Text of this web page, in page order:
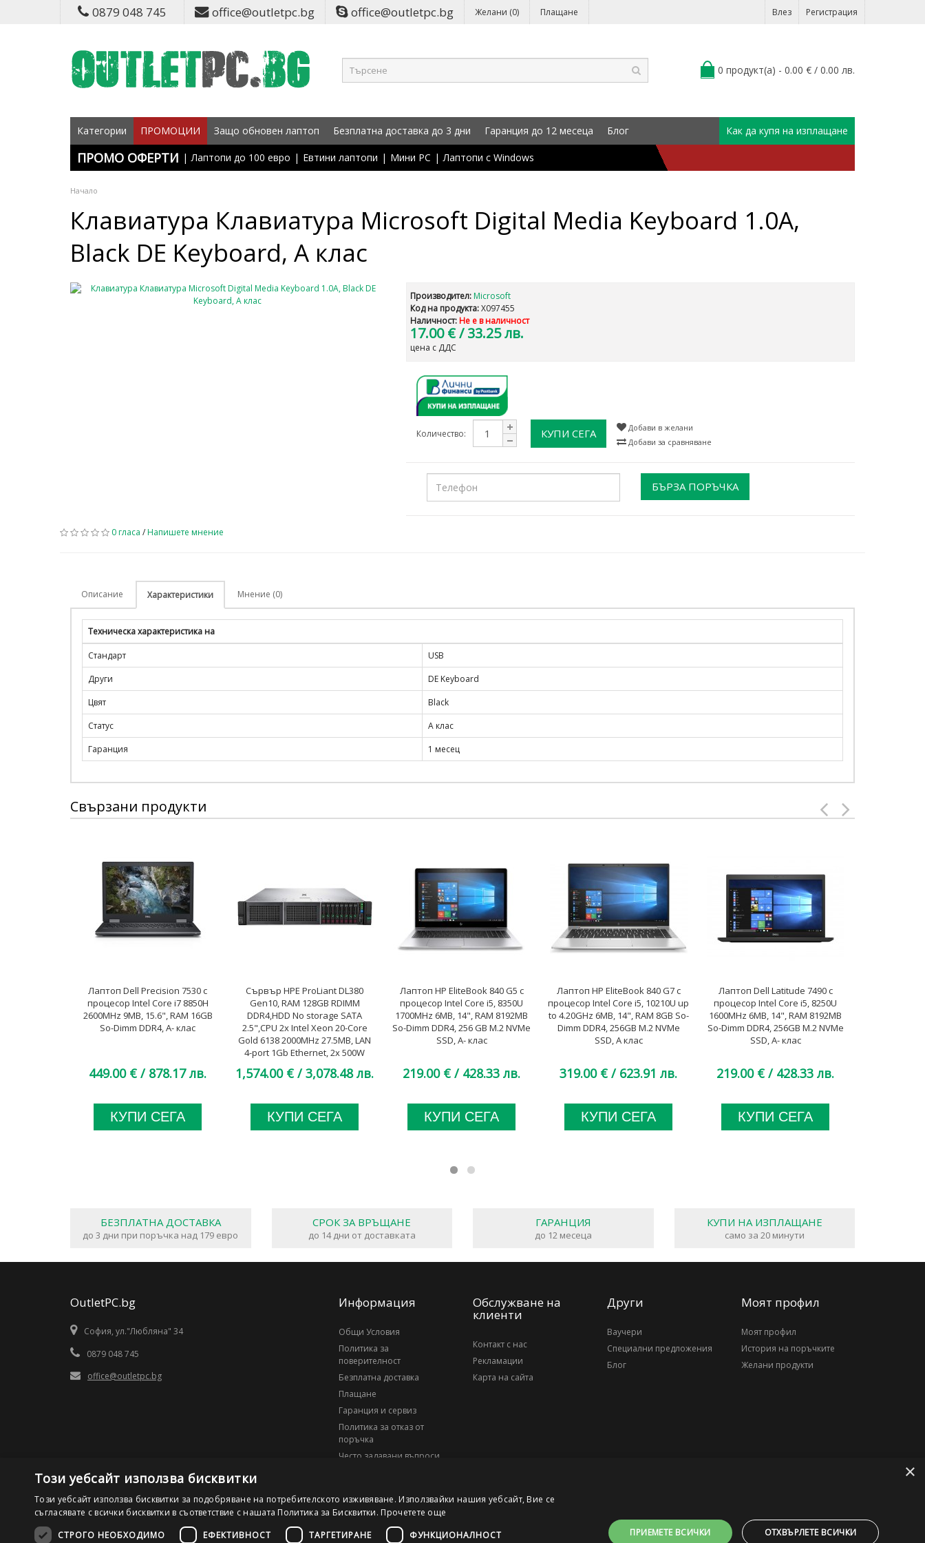
0879 048 745 office@outletpc.bg office@outletpc.bg Желани (0) Плащане Влез Регистрация
0 продукт(а) - 0.00 € / 0.00 лв.
Категории ПРОМОЦИИ Защо обновен лаптоп Безплатна доставка до 3 дни Гаранция до 12 месеца Блог Как да купя на изплащане
ПРОМО ОФЕРТИ | Лаптопи до 100 евро | Евтини лаптопи | Мини PC | Лаптопи с Windows
Начало
Клавиатура Клавиатура Microsoft Digital Media Keyboard 1.0A,
Black DE Keyboard, А клас
Производител: Microsoft
Код на продукта: X097455
Наличност: Не е в наличност
17.00 € / 33.25 лв.
цена с ДДС
Количество: КУПИ СЕГА
Добави в желани
Добави за сравняване
БЪРЗА ПОРЪЧКА
0 гласа /Напишете мнение
Описание Характеристики Мнение (0)
Техническа характеристика на
Стандарт
USB
Други
DE Keyboard
Цвят
Black
Статус
А клас
Гаранция
1 месец
Свързани продукти
Лаптоп Dell Precision 7530 с
процесор Intel Core i7 8850H
2600MHz 9MB, 15.6", RAM 16GB
So-Dimm DDR4, A- клас
449.00 € / 878.17 лв.
КУПИ СЕГА
Сървър HPE ProLiant DL380
Gen10, RAM 128GB RDIMM
DDR4,HDD No storage SATA
2.5",CPU 2x Intel Xeon 20-Core
Gold 6138 2000MHz 27.5MB, LAN
4-port 1Gb Ethernet, 2x 500W
Expander Card, A клас
1,574.00 € / 3,078.48 лв.
КУПИ СЕГА
Лаптоп HP EliteBook 840 G5 с
процесор Intel Core i5, 8350U
1700MHz 6MB, 14", RAM 8192MB
So-Dimm DDR4, 256 GB M.2 NVMe
SSD, A- клас
219.00 € / 428.33 лв.
КУПИ СЕГА
Лаптоп HP EliteBook 840 G7 с
процесор Intel Core i5, 10210U up
to 4.20GHz 6MB, 14", RAM 8GB So-
Dimm DDR4, 256GB M.2 NVMe
SSD, A клас
319.00 € / 623.91 лв.
КУПИ СЕГА
Лаптоп Dell Latitude 7490 с
процесор Intel Core i5, 8250U
1600MHz 6MB, 14", RAM 8192MB
So-Dimm DDR4, 256GB M.2 NVMe
SSD, A- клас
219.00 € / 428.33 лв.
КУПИ СЕГА
БЕЗПЛАТНА ДОСТАВКА
до 3 дни при поръчка над 179 евро
СРОК ЗА ВРЪЩАНЕ
до 14 дни от доставката
ГАРАНЦИЯ
до 12 месеца
КУПИ НА ИЗПЛАЩАНЕ
само за 20 минути
OutletPC.bg
София, ул."Любляна" 34
0879 048 745
office@outletpc.bg
Информация
Общи Условия
Политика за
поверителност
Безплатна доставка
Плащане
Гаранция и сервиз
Политика за отказ от
поръчка
Често задавани въпроси
Обслужване на
клиенти
Контакт с нас
Рекламации
Карта на сайта
Други
Ваучери
Специални предложения
Блог
Моят профил
Моят профил
История на поръчките
Желани продукти
×
Този уебсайт използва бисквитки
Този уебсайт използва бисквитки за подобряване на потребителското изживяване. Използвайки нашия уебсайт, Вие се
съгласявате с всички бисквитки в съответствие с нашата Политика за Бисквитки. Прочетете още
СТРОГО НЕОБХОДИМО
ЕФЕКТИВНОСТ ТАРГЕТИРАНЕ ФУНКЦИОНАЛНОСТ ПРИЕМЕТЕ ВСИЧКИ ОТХВЪРЛЕТЕ ВСИЧКИ